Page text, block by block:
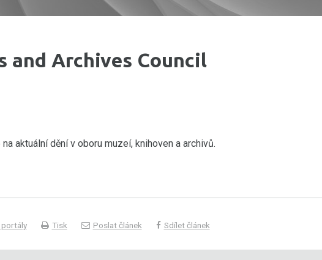
and Archives Council
aktuální dění v oboru muzeí, knihoven a archivů.
portály Tisk Poslat článek Sdílet článek